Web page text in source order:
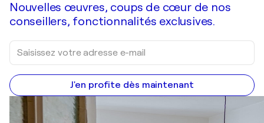
Nouvelles œuvres, coups de cœur de nos
conseillers, fonctionnalités exclusives.
J'en profite dès maintenant